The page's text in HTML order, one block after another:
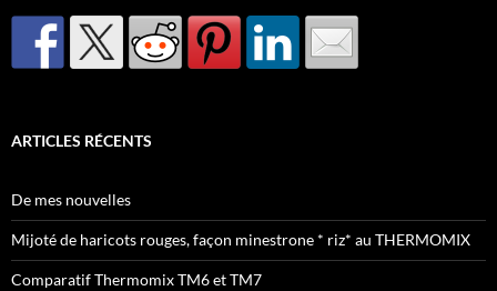
ARTICLES RÉCENTS
De mes nouvelles
Mijoté de haricots rouges, façon minestrone * riz* au THERMOMIX
Comparatif Thermomix TM6 et TM7